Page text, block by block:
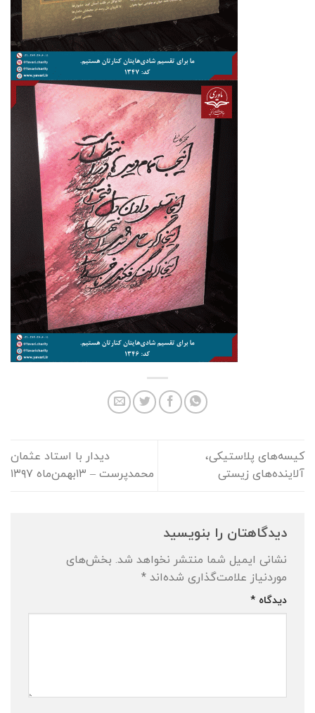
کیسه‌های پلاستیکی،
آلاینده‌های زیستی
دیدار با استاد عثمان
محمدپرست – ۱۳بهمن‌ماه ۱۳۹۷
دیدگاهتان را بنویسید
نشانی ایمیل شما منتشر نخواهد شد. بخش‌های
موردنیاز علامت‌گذاری شده‌اند *
دیدگاه *